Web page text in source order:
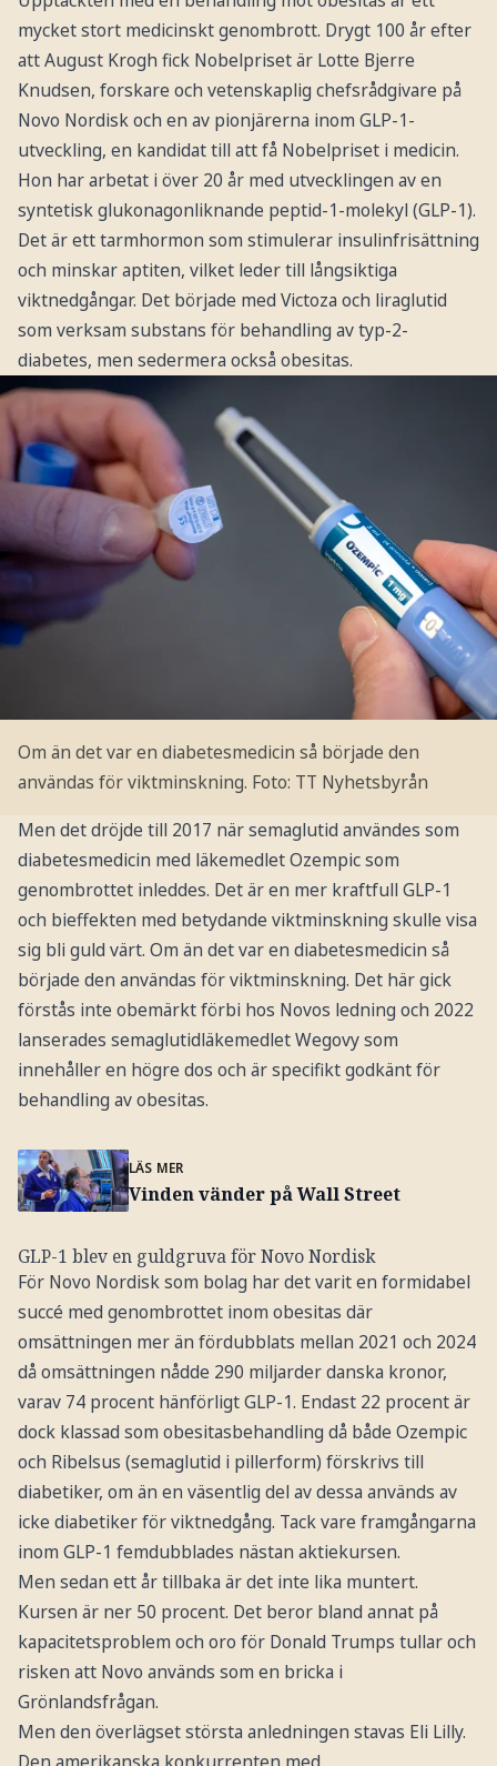
mycket stort medicinskt genombrott. Drygt 100 år efter
att August Krogh fick Nobelpriset är Lotte Bjerre
Knudsen, forskare och vetenskaplig chefsrådgivare på
Novo Nordisk och en av pionjärerna inom GLP-1-
utveckling, en kandidat till att få Nobelpriset i medicin.
Hon har arbetat i över 20 år med utvecklingen av en
syntetisk glukonagonliknande peptid-1-molekyl (GLP-1).
Det är ett tarmhormon som stimulerar insulinfrisättning
och minskar aptiten, vilket leder till långsiktiga
viktnedgångar. Det började med Victoza och liraglutid
som verksam substans för behandling av typ-2-
diabetes, men sedermera också obesitas.
Om än det var en diabetesmedicin så började den
användas för viktminskning. Foto: TT Nyhetsbyrån
Men det dröjde till 2017 när semaglutid användes som
diabetesmedicin med läkemedlet Ozempic som
genombrottet inleddes. Det är en mer kraftfull GLP-1
och bieffekten med betydande viktminskning skulle visa
sig bli guld värt. Om än det var en diabetesmedicin så
började den användas för viktminskning. Det här gick
förstås inte obemärkt förbi hos Novos ledning och 2022
lanserades semaglutidläkemedlet Wegovy som
innehåller en högre dos och är specifikt godkänt för
behandling av obesitas.
LÄS MER
Vinden vänder på Wall Street
GLP-1 blev en guldgruva för Novo Nordisk
För Novo Nordisk som bolag har det varit en formidabel
succé med genombrottet inom obesitas där
omsättningen mer än fördubblats mellan 2021 och 2024
då omsättningen nådde 290 miljarder danska kronor,
varav 74 procent hänförligt GLP-1. Endast 22 procent är
dock klassad som obesitasbehandling då både Ozempic
och Ribelsus (semaglutid i pillerform) förskrivs till
diabetiker, om än en väsentlig del av dessa används av
icke diabetiker för viktnedgång. Tack vare framgångarna
inom GLP-1 femdubblades nästan aktiekursen.
Men sedan ett år tillbaka är det inte lika muntert.
Kursen är ner 50 procent. Det beror bland annat på
kapacitetsproblem och oro för Donald Trumps tullar och
risken att Novo används som en bricka i
Grönlandsfrågan.
Men den överlägset största anledningen stavas Eli Lilly.